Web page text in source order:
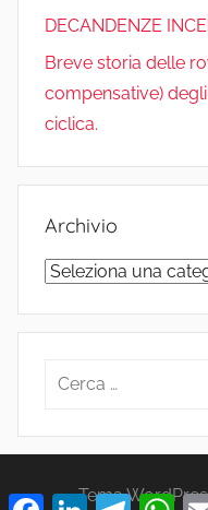
DECANDENZE
Breve storia delle
compensative)
ciclica.
Archivio
Archivio
Ricerca
Tema
Facebook
LinkedInTelegram